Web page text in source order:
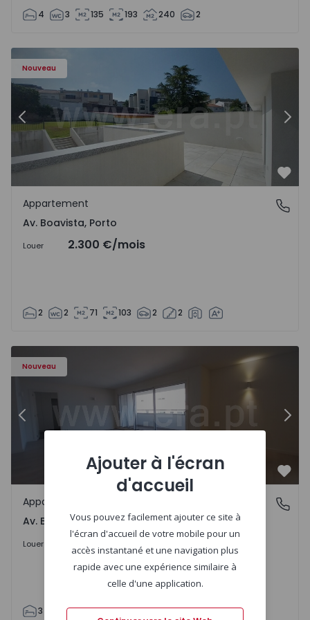
4 3 135 193 240 2
Nouveau
Appartement T2 Porto, Av. Boavista - 1575459 - 4
Précédent
Av. Boavista, Porto
Appartement
Av. Boavista, Porto
Louer 2.300 €/mois
2 2 71 103 2 2
Nouveau
Appartement T3 Porto, Av. Boavista - 1575472 - 5
Précédent
Av. Boavista, Porto
Appartement
Av. Boavista, Porto
Louer 2.300 € /mois
3 2 132 142 2 4
Ajouter à l'écran
d'accueil
Vous pouvez facilement ajouter ce site à
l'écran d'accueil de votre mobile pour un
accès instantané et une navigation plus
rapide avec une expérience similaire à
celle d'une application.